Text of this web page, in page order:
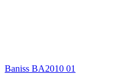
Baniss BA2010 01